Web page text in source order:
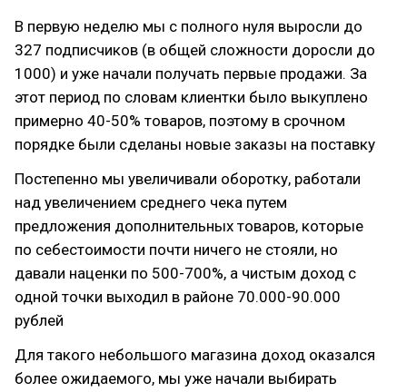
В первую неделю мы с полного нуля выросли до
327 подписчиков (в общей сложности доросли до
1000) и уже начали получать первые продажи. За
этот период по словам клиентки было выкуплено
примерно 40-50% товаров, поэтому в срочном
порядке были сделаны новые заказы на поставку
Постепенно мы увеличивали оборотку, работали
над увеличением среднего чека путем
предложения дополнительных товаров, которые
по себестоимости почти ничего не стояли, но
давали наценки по 500-700%, а чистым доход с
одной точки выходил в районе 70.000-90.000
рублей
Для такого небольшого магазина доход оказался
более ожидаемого, мы уже начали выбирать